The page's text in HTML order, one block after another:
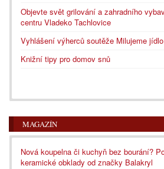
Objevte svět grilování a zahradního
centru Vladeko Tachlovice
Vyhlášení výherců soutěže Milujeme
Knižní tipy pro domov snů
MAGAZÍN
Nová koupelna či kuchyň bez bourání?
keramické obklady od značky Balakryl